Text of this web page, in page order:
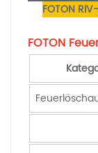
FOTON
FOTON